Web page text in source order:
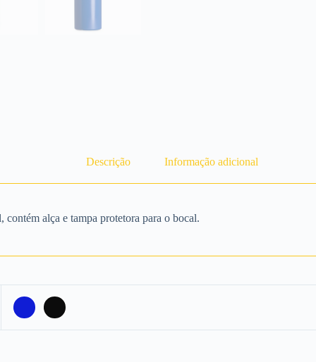
Descrição Informação adicional
alça e tampa protetora para o bocal.